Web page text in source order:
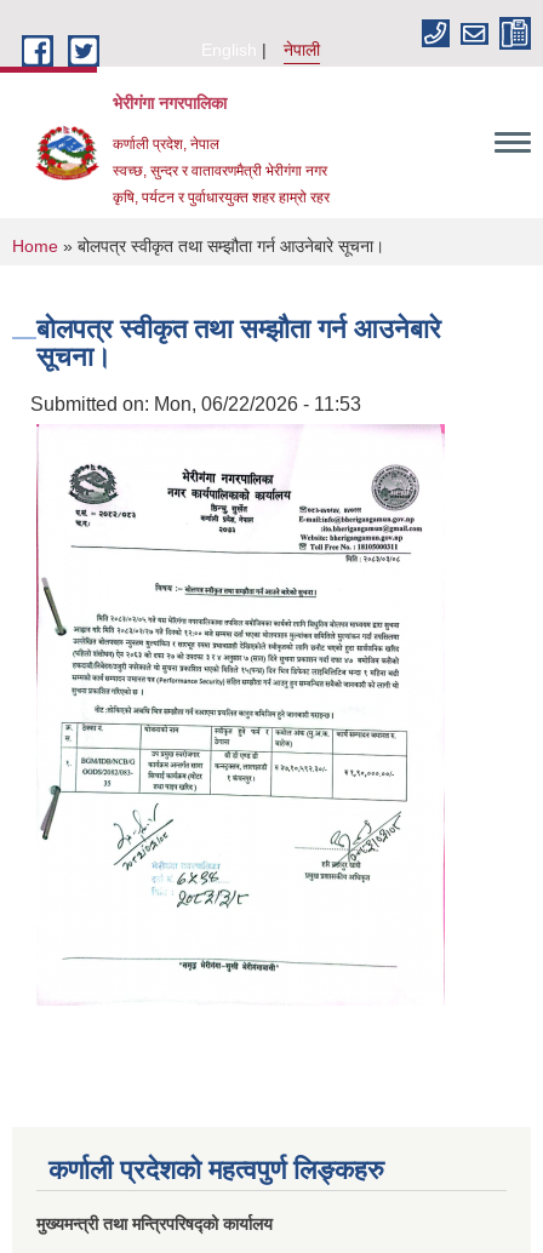
English
नेपाली
भेरीगंगा नगरपालिका
कर्णाली प्रदेश, नेपाल
स्वच्छ, सुन्दर र वातावरणमैत्री भेरीगंगा नगर
कृषि, पर्यटन र पुर्वाधारयुक्त शहर हाम्रो रहर
You are here
Home » बोलपत्र स्वीकृत तथा सम्झौता गर्न आउनेबारे सूचना।
बोलपत्र स्वीकृत तथा सम्झौता गर्न आउनेबारे
सूचना।
Submitted on: Mon, 06/22/2026 - 11:53
कर्णाली प्रदेशको महत्वपुर्ण लिङ्कहरु
मुख्यमन्त्री तथा मन्त्रिपरिषद्को कार्यालय